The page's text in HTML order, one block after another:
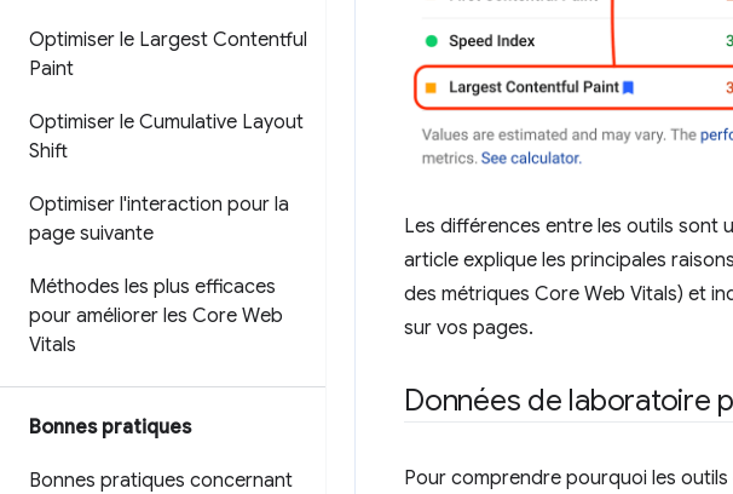
Optimiser le Largest Contentful
Paint
Optimiser le Cumulative Layout
Shift
Optimiser l'interaction pour la
page suivante
Méthodes les plus efficaces
pour améliorer les Core Web
Vitals
Bonnes pratiques
Bonnes pratiques concernant
Les différences entre les outils sont
article explique les principales
des métriques Core Web Vitals) et
sur vos pages.
Données de laboratoire
Pour comprendre pourquoi les